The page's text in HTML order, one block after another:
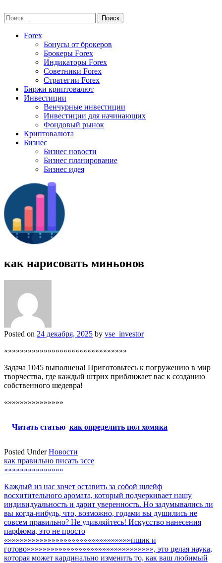
to
content
Найти:
Forex
Бонусы от брокеров
Брокеры Forex
Индикаторы Forex
Советники Forex
Стратегии Forex
Биржи криптовалют
Инвестиции
Венчурные инвестиции
Инвестиции для начинающих
Фондовый рынок
Криптовалюта
Бизнес
Бизнес новости
Бизнес планирование
Бизнес идея
как нарисовать миньонов
Posted on 24 декабря, 2025 by vse_investor
«»»»»»»»»»»»»»»»»»»»»»»»»»»»»»»
Задача 1045 выполнена! Приготовьтесь к погружению в мир
творчества‚ где каждый штрих приближает вас к созданию
собственного шедевра!
«»»»»»»»»»»»»»»
Читать статью как определить пол хомяка
Posted UnderНовости
Навигация
по
записям
как правильно писать эссе
«»»»»»»»»»»»»»»
Каждый из нас хочет оставить за собой шлейф
восхитительного аромата, который подчеркивает нашу
индивидуальность и дарит уверенность. Но задумывались ли
вы когда-нибудь, что, возможно, годами вы душились не
совсем правильно? Не удивляйтесь! Искусство нанесения
парфюма, это не просто
«»»»»»»»»»»»»»»»»»»»»»»»»»»»»»»»пшик и
готово»»»»»»»»»»»»»»»»»»»»»»»»»»»»»»»», это целая наука,
которая может кардинально изменить то, как ваш любимый